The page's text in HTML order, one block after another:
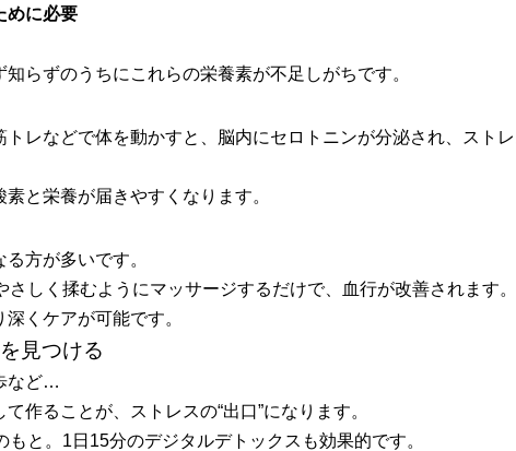
めに必要
らずのうちにこれらの栄養素が不足しがちです。
レなどで体を動かすと、脳内にセロトニンが分泌され、スト
と栄養が届きやすくなります。
方が多いです。
しく揉むようにマッサージするだけで、血行が改善されます。
くケアが可能です。
見つける
など…
作ることが、ストレスの“出口”になります。
と。1日15分のデジタルデトックスも効果的です。